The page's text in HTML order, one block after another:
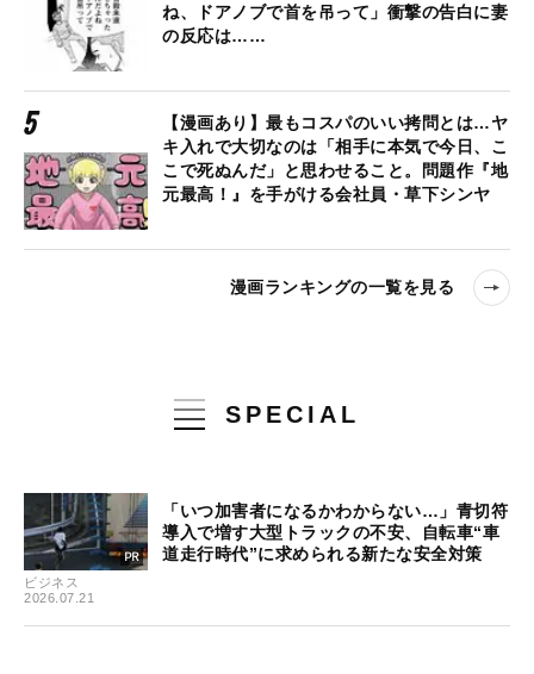
ね、ドアノブで首を吊って」衝撃の告白に妻
の反応は……
【漫画あり】最もコスパのいい拷問とは…ヤ
キ入れで大切なのは「相手に本気で今日、こ
こで死ぬんだ」と思わせること。問題作『地
元最高！』を手がける会社員・草下シンヤ
漫画ランキングの一覧を見る
SPECIAL
ビジネス
2026.07.21
「いつ加害者になるかわからない…」青切符
導入で増す大型トラックの不安、自転車“車
道走行時代”に求められる新たな安全対策